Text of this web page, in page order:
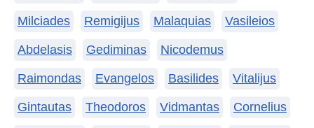
Milciades Remigijus Malaquias Vasileios
Abdelasis Gediminas Nicodemus
Raimondas Evangelos Basilides Vitalijus
Gintautas Theodoros Vidmantas Cornelius